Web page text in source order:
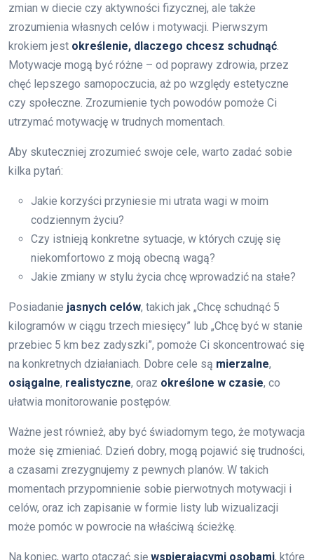
zmian w diecie czy aktywności fizycznej, ale także
zrozumienia własnych celów i motywacji. Pierwszym
krokiem jest określenie, dlaczego chcesz schudnąć
Motywacje mogą być różne – od poprawy zdrowia, przez
chęć lepszego samopoczucia, aż po względy estetyczne
czy społeczne. Zrozumienie tych powodów pomoże Ci
utrzymać motywację w trudnych momentach.
Aby skuteczniej zrozumieć swoje cele, warto zadać sobie
kilka pytań:
Jakie korzyści przyniesie mi utrata wagi w moim
codziennym życiu?
Czy istnieją konkretne sytuacje, w których czuję się
niekomfortowo z moją obecną wagą?
Jakie zmiany w stylu życia chcę wprowadzić na stałe?
Posiadanie jasnych celów, takich jak „Chcę schudnąć 5
kilogramów w ciągu trzech miesięcy” lub „Chcę być w stanie
przebiec 5 km bez zadyszki”, pomoże Ci skoncentrować się
na konkretnych działaniach. Dobre cele są mierzalne,
osiągalne, realistyczne, oraz określone w czasie, co
ułatwia monitorowanie postępów.
Ważne jest również, aby być świadomym tego, że motywacja
może się zmieniać. Dzień dobry, mogą pojawić się trudności,
a czasami zrezygnujemy z pewnych planów. W takich
momentach przypomnienie sobie pierwotnych motywacji i
celów, oraz ich zapisanie w formie listy lub wizualizacji
może pomóc w powrocie na właściwą ścieżkę.
Na koniec, warto otaczać się wspierającymi osobami, które